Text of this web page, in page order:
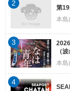
第
本島
2
（
本島
3
4